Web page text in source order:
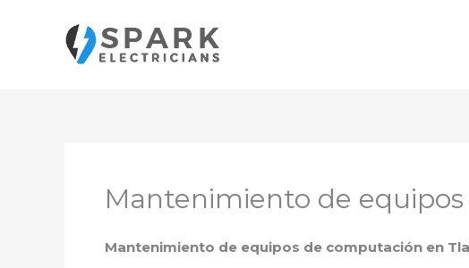
contenido
Mantenimiento de
Mantenimiento de equipos de computación en